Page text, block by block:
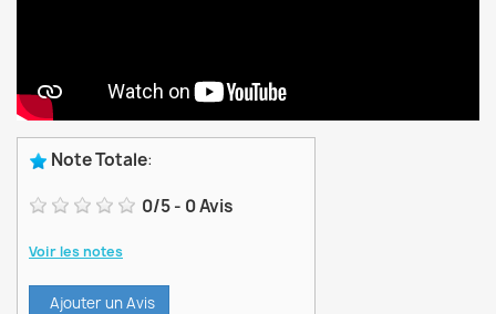
Note Totale:
0/5- 0Avis
Voir les notes
Ajouter un Avis